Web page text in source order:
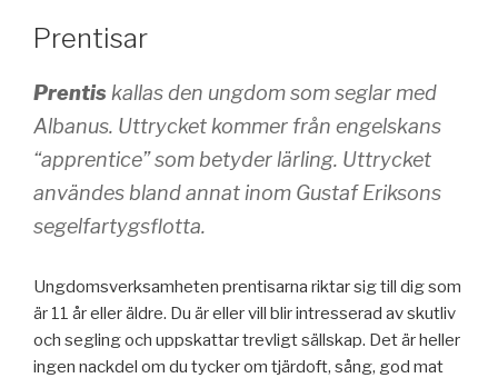
Prentisar
Prentis kallas den ungdom som seglar med
Albanus. Uttrycket kommer från engelskans
“apprentice” som betyder lärling. Uttrycket
användes bland annat inom Gustaf Eriksons
segelfartygsflotta.
Ungdomsverksamheten prentisarna riktar sig till dig som
är 11 år eller äldre. Du är eller vill blir intresserad av skutliv
och segling och uppskattar trevligt sällskap. Det är heller
ingen nackdel om du tycker om tjärdoft, sång, god mat